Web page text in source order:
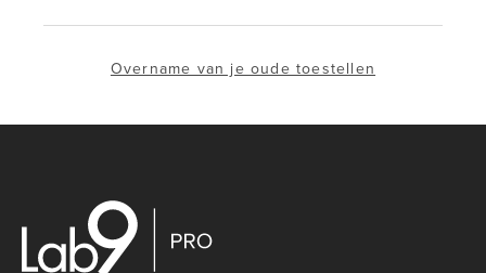
Overname van je oude toestellen